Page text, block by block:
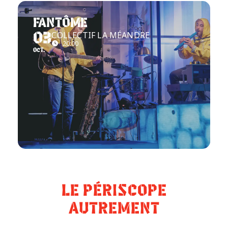
FANTÔME
03
OCT.
COLLECTIF LA MÉANDRE
20:00
LE PÉRISCOPE
AUTREMENT